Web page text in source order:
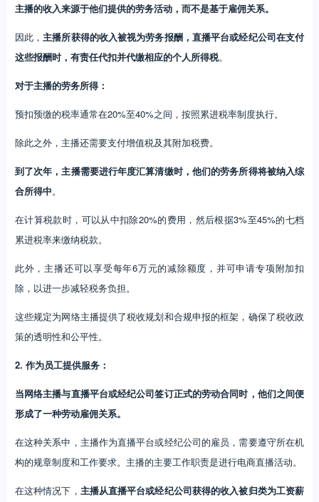
主播的收入来源于他们提供的劳务活动，而不是基于雇佣关系。
因此，主播所获得的收入被视为劳务报酬，直播平台或经纪公司在支付
这些报酬时，有责任代扣并代缴相应的个人所得税。
对于主播的劳务所得：
预扣预缴的税率通常在20%至40%之间，按照累进税率制度执行。
除此之外，主播还需要支付增值税及其附加税费。
到了次年，主播需要进行年度汇算清缴时，他们的劳务所得将被纳入综
合所得中。
在计算税款时，可以从中扣除20%的费用，然后根据3%至45%的七档
累进税率来缴纳税款。
此外，主播还可以享受每年6万元的减除额度，并可申请专项附加扣
除，以进一步减轻税务负担。
这些规定为网络主播提供了税收规划和合规申报的框架，确保了税收政
策的透明性和公平性。
2. 作为员工提供服务：
当网络主播与直播平台或经纪公司签订正式的劳动合同时，他们之间便
形成了一种劳动雇佣关系。
在这种关系中，主播作为直播平台或经纪公司的雇员，需要遵守所在机
构的规章制度和工作要求。主播的主要工作职责是进行电商直播活动。
在这种情况下， 主播从直播平台或经纪公司获得的收入被归类为工资薪